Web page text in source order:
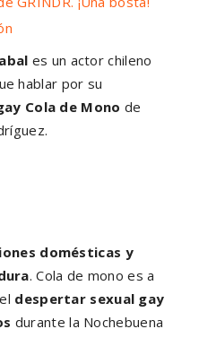
es un actor chileno
hablar por su
Cola de Mono de
domésticas y
.Cola de mono es a
despertar sexual gay
durante la Nochebuena